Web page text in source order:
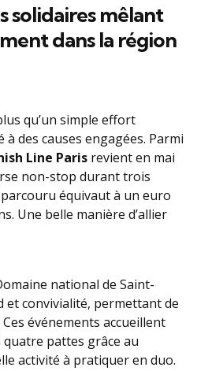
solidaires mêlant
dans la région
qu’un simple effort
des causes engagées. Parmi
Line Paris revient en mai
non-stop durant trois
équivaut à un euro
Une belle manière d’allier
national de Saint-
et convivialité, permettant de
événements accueillent
pattes grâce au
activité à pratiquer en duo.